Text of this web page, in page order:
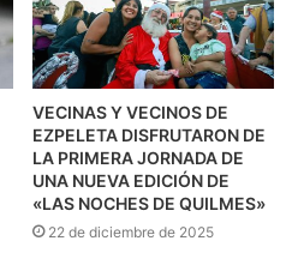
VECINAS Y VECINOS DE
EZPELETA DISFRUTARON DE
LA PRIMERA JORNADA DE
UNA NUEVA EDICIÓN DE
«LAS NOCHES DE QUILMES»
22 de diciembre de 2025